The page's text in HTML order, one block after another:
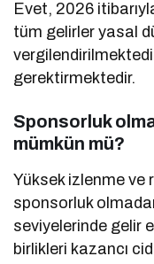
Evet, 2026
tüm gelirler yasal
gerektirmektedir.
Sponsorluk
mümkün mü?
Yüksek izlenme ve
sponsorluk
seviyelerinde gelir
birlikleri kazancı